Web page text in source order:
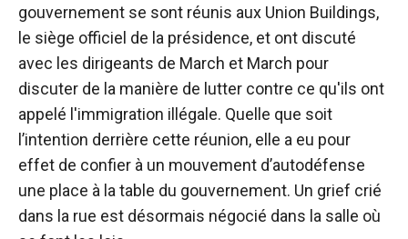
gouvernement se sont réunis aux Union Buildings,
le siège officiel de la présidence, et ont discuté
avec les dirigeants de March et March pour
discuter de la manière de lutter contre ce qu'ils ont
appelé l'immigration illégale. Quelle que soit
l’intention derrière cette réunion, elle a eu pour
effet de confier à un mouvement d’autodéfense
une place à la table du gouvernement. Un grief crié
dans la rue est désormais négocié dans la salle où